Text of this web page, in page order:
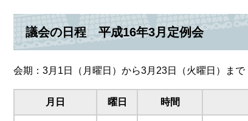
議会の日程 平成16年3月定例会
会期：3月1日（月曜日）から3月23日（火曜日）まで
月日 曜日 時間